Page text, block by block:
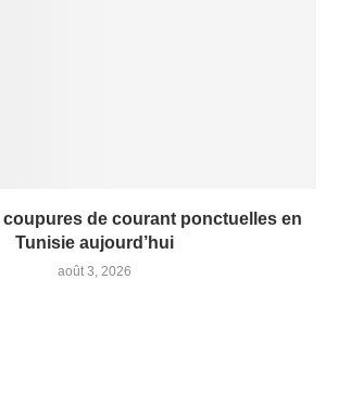
coupures de courant ponctuelles en
Tunisie aujourd’hui
août 3, 2026